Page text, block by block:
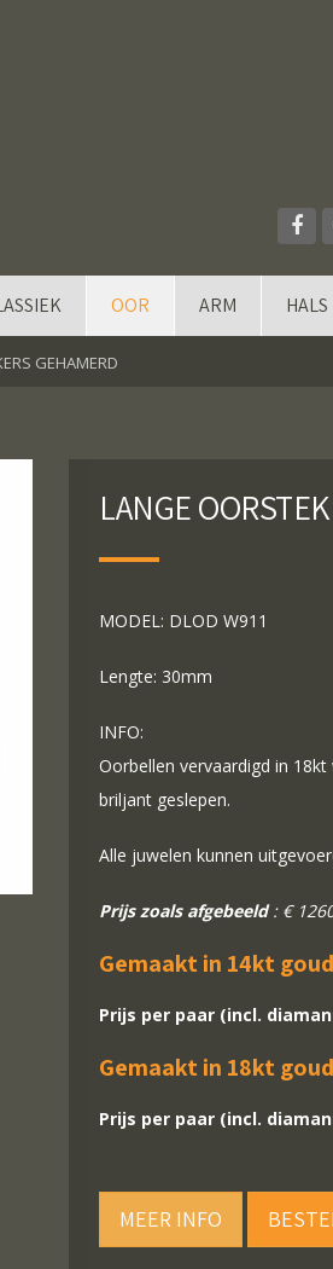
OOR ARM HALS
GEHAMERD
LANGE
MODEL: DLOD W911
Lengte: 30mm
INFO:
Oorbellen vervaardigd in
briljant geslepen.
Alle juwelen kunnen
Prijs zoals afgebeeld: €
Gemaakt in 14kt goud
Prijs per paar (incl.
Gemaakt in 18kt goud
Prijs per paar (incl.
MEER INFO